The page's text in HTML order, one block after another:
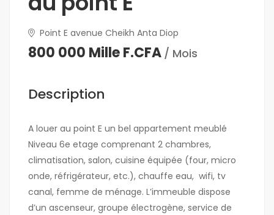
Point E avenue Cheikh Anta Diop
800 000 Mille F.CFA / Mois
Description
A louer au point E un bel appartement meublé
Niveau 6e etage comprenant 2 chambres,
climatisation, salon, cuisine équipée (four, micro
onde, réfrigérateur, etc.), chauffe eau, wifi, tv
canal, femme de ménage. L’immeuble dispose
d’un ascenseur, groupe électrogène, service de